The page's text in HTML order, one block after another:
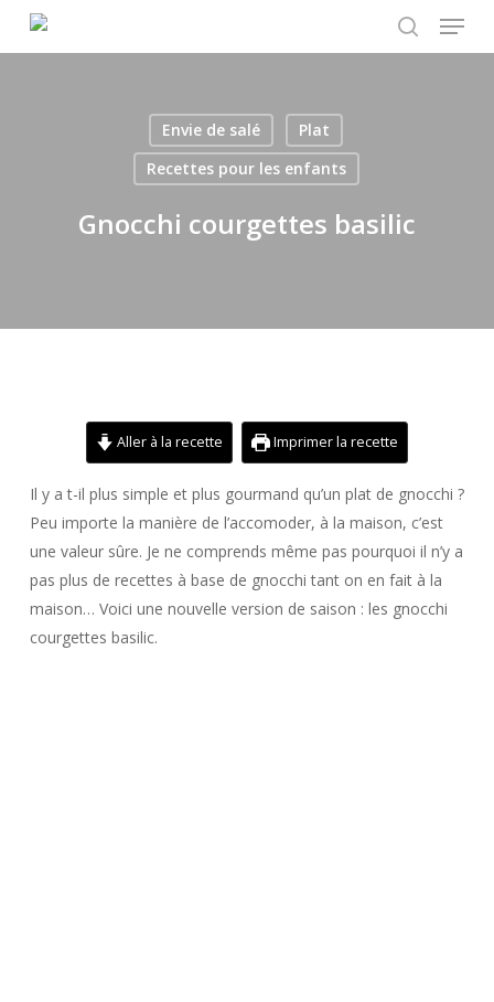
search
Menu
Envie de salé
Plat
Recettes pour les enfants
Gnocchi courgettes basilic
Aller à la recette Imprimer la recette
Il y a t-il plus simple et plus gourmand qu’un plat de gnocchi ?
Peu importe la manière de l’accomoder, à la maison, c’est
une valeur sûre. Je ne comprends même pas pourquoi il n’y a
pas plus de recettes à base de gnocchi tant on en fait à la
maison… Voici une nouvelle version de saison : les gnocchi
courgettes basilic.